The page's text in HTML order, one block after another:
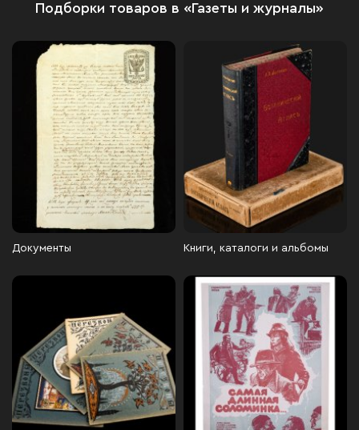
Подборки товаров в «Газеты и журналы»
Документы Книги, каталоги и альбомы